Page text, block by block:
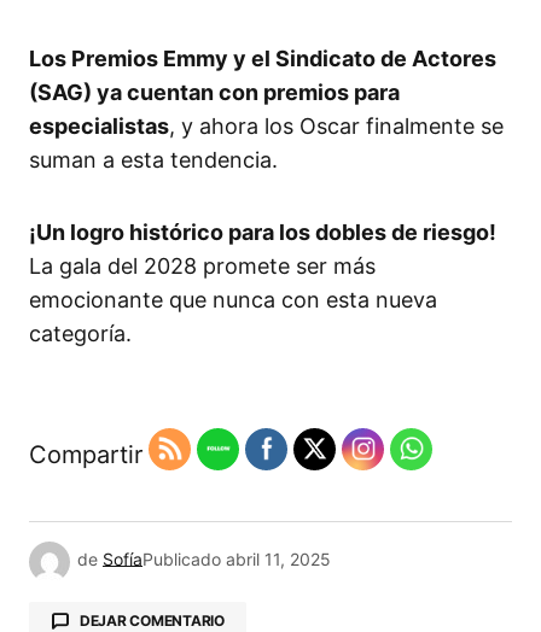
Los Premios Emmy y el Sindicato de Actores
(SAG) ya cuentan con premios para
especialistas, y ahora los Oscar finalmente se
suman a esta tendencia.
¡Un logro histórico para los dobles de riesgo!
La gala del 2028 promete ser más
emocionante que nunca con esta nueva
categoría.
Compartir
de SofíaPublicado abril 11, 2025
DEJAR COMENTARIO